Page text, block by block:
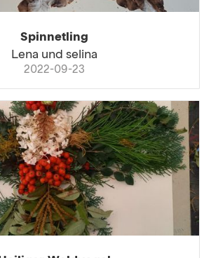
Spinnetling
Lena und selina
2022-09-23